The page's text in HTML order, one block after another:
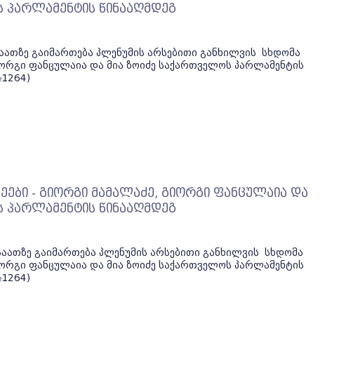
წინააღმდეგ
გაიმართება პლენუმის არსებითი განხილვის სხდომა
ფანცულაია და მია ზოიძე საქართველოს პარლამენტის
- გიორგი მამალაძე, გიორგი ფანცულაია და
წინააღმდეგ
გაიმართება პლენუმის არსებითი განხილვის სხდომა
ფანცულაია და მია ზოიძე საქართველოს პარლამენტის